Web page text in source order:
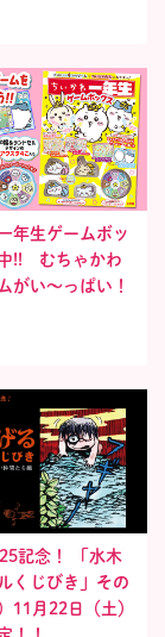
年生ゲームボッ
!! むちゃかわ
がい〜っぱい！
記念！ 「水木
くじびき」その
11月22日（土）